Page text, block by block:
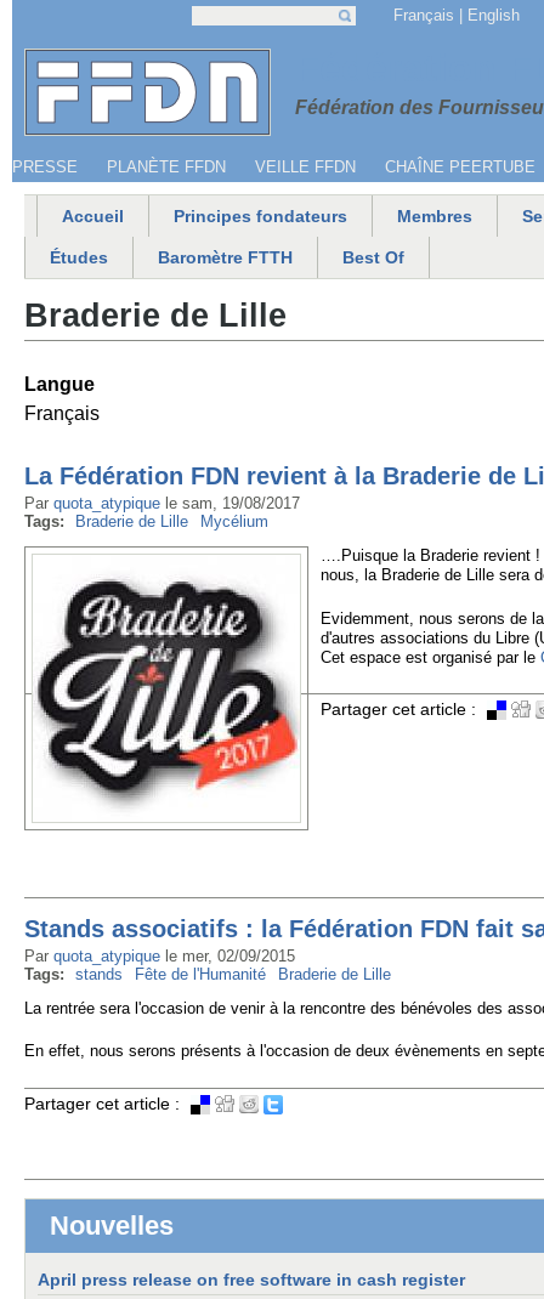
Jump to navigation
Fédération des
Menu secondaire
PRESSE PLANÈTE FFDN VEILLE FFDN CHAÎNE PEERTUBE
Français English
Menu principal
Accueil Principes fondateurs Membres
Études Baromètre FTTH Best Of
Braderie de Lille
Langue
Français
La Fédération FDN revient à la Braderie de
Par quota_atypique le sam, 19/08/2017
Tags:
Braderie de Lille
Mycélium
….Puisque la Braderie revient !
nous, la Braderie de Lille sera
Evidemment, nous serons de
d'autres associations du Libre
Cet espace est organisé par le
Partager cet article :
Stands associatifs : la Fédération FDN fait
Par quota_atypique le mer, 02/09/2015
Tags:
stands Fête de l'Humanité
Braderie de Lille
La rentrée sera l'occasion de venir à la rencontre des bénévoles des
En effet, nous serons présents à l'occasion de deux évènements en
Partager cet article :
Nouvelles
April press release on free software in cash register